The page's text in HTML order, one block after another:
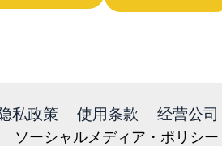
私政策 使用条款 经营公司
ソーシャルメディア・ポリシー